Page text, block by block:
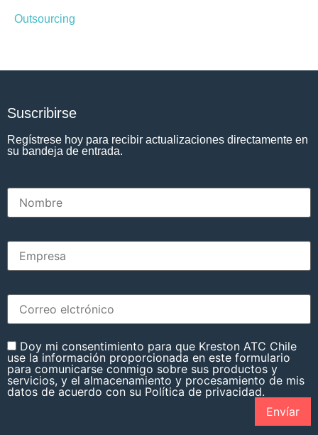
Outsourcing
Suscribirse
Regístrese hoy para recibir actualizaciones directamente en
su bandeja de entrada.
Doy mi consentimiento para que Kreston ATC Chile
use la información proporcionada en este formulario
para comunicarse conmigo sobre sus productos y
servicios, y el almacenamiento y procesamiento de mis
datos de acuerdo con su Política de privacidad.